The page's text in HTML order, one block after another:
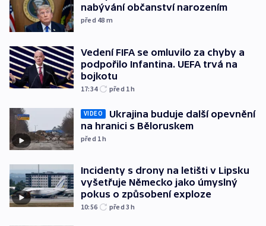
nabývání občanství narozením
před 48 m
Vedení FIFA se omluvilo za chyby a
podpořilo Infantina. UEFA trvá na
bojkotu
17:34 před 1h
VIDEO
Ukrajina buduje další opevnění
na hranici s Běloruskem
před 1h
Incidenty s drony na letišti v Lipsku
vyšetřuje Německo jako úmyslný
pokus o způsobení exploze
10:56 před 3h